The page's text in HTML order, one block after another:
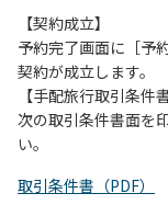
（１）川原にテン
（２）雨が降った
（３）カムイコタ
流で雨が降り急に
し、濁り始めたと
（４）キャンプ場
【契約成立】
予約完了画面に［予
契約が成立します。
【手配旅行取引条件
次の取引条件書面を
い。
取引条件書（PDF）